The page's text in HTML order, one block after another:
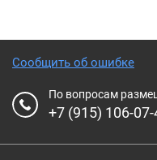
Сообщить об ошибке
По вопросам
+7 (915) 106-07-